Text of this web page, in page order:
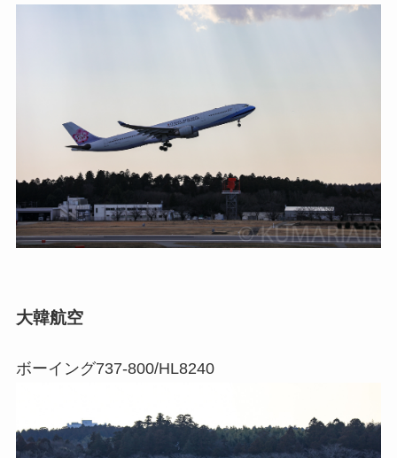
大韓航空
ボーイング737-800/HL8240